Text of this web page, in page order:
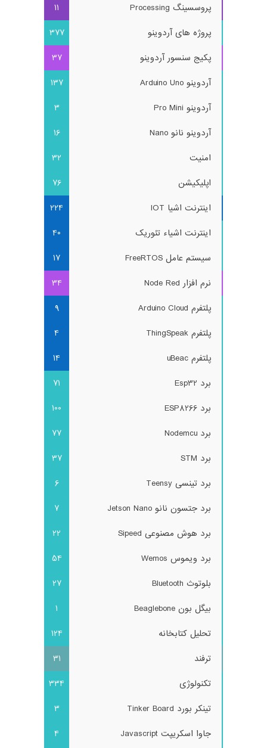
پروسسینگ Processing
11
پروژه های آردوینو
377
پکیج سنسور آردوینو
37
آردوینو Arduino Uno
137
آردوینو Pro Mini
3
آردوینو نانو Nano
16
امنیت
32
اپلیکیشن
76
اینترنت اشیا IOT
224
اینترنت اشیاء تئوریک
40
سیستم عامل FreeRTOS
17
نرم افزار Node Red
34
پلتفرم Arduino Cloud
9
پلتفرم ThingSpeak
4
پلتفرم uBeac
14
برد Esp32
71
برد ESP8266
100
برد Nodemcu
77
برد STM
37
برد تینسی Teensy
6
برد جتسون نانو Jetson Nano
7
برد هوش مصنوعی Sipeed
22
برد ویموس Wemos
54
بلوتوث Bluetooth
27
بیگل بون Beaglebone
1
تحلیل کتابخانه
124
ترفند
31
تکنولوژی
334
تینکر بورد Tinker Board
3
جاوا اسکریپت Javascript
4